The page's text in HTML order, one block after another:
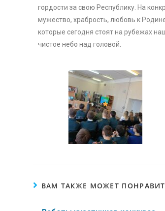
гордости за свою Республику. На
мужество, храбрость, любовь к
которые сегодня стоят на рубежах
чистое небо над головой.
ВАМ ТАКЖЕ МОЖЕТ